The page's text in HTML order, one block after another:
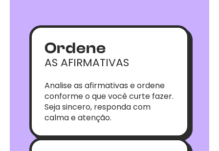
Ordene
AS AFIRMATIVAS
Analise as afirmativas e ordene
conforme o que você curte fazer.
Seja sincero, responda com
calma e atenção.